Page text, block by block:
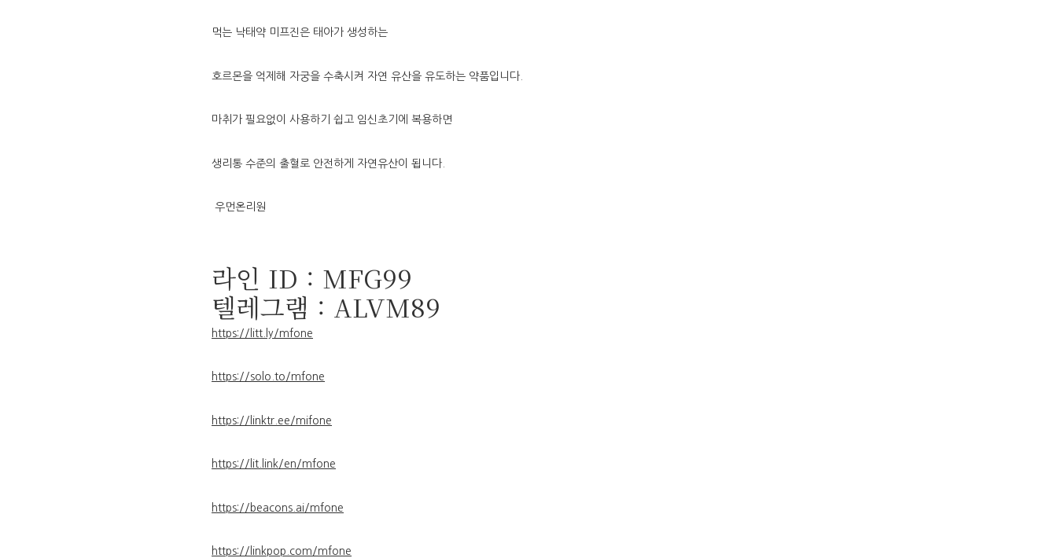
먹는 낙태약 미프진은 태아가 생성하는
호르몬을 억제해 자궁을 수축시켜 자연 유산을 유도하는 약품입니다.
마취가 필요없이 사용하기 쉽고 임신초기에 복용하면
생리통 수준의 출혈로 안전하게 자연유산이 됩니다.
우먼온리원
라인 ID : MFG99
텔레그램 : ALVM89
https://litt.ly/mfone
https://solo.to/mfone
https://linktr.ee/mifone
https://lit.link/en/mfone
https://beacons.ai/mfone
https://linkpop.com/mfone